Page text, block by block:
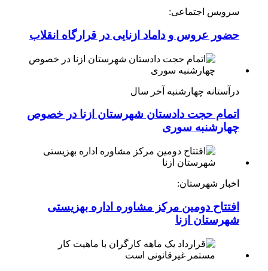
سرویس اجتماعی:
حضور عروس و داماد ازنایی در قرارگاه انقلاب
درآستانه چهارشنبه آخر سال
اتمام حجت دادستان شهرستان ازنا در خصوص
چهارشنبه ‌سوری
اخبار شهرستان:
افتتاح دومین مرکز مشاوره اداره بهزیستی
شهرستان ازنا